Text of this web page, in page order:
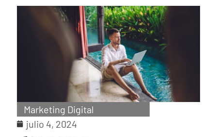
Marketing Digital
julio 4, 2024